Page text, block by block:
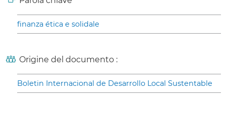
finanza ética e solidale
Origine del documento :
Boletin Internacional de Desarrollo Local Sustentable